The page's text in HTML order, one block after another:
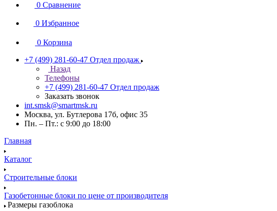
0 Сравнение
0 Избранное
0 Корзина
+7 (499) 281-60-47 Отдел продаж
Назад
Телефоны
+7 (499) 281-60-47 Отдел продаж
Заказать звонок
int.smsk@smartmsk.ru
Москва, ул. Бутлерова 17б, офис 35
Пн. – Пт.: с 9:00 до 18:00
Главная
Каталог
Строительные блоки
Газобетонные блоки по цене от производителя
Размеры газоблока